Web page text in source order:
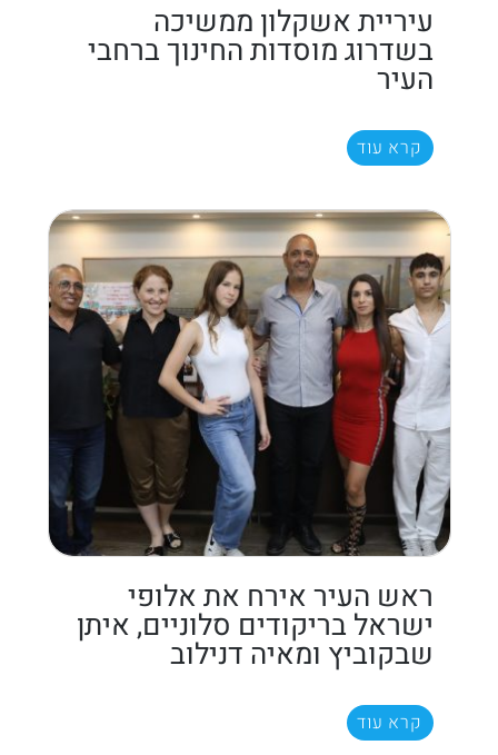
עיריית אשקלון ממשיכה
בשדרוג מוסדות החינוך ברחבי
העיר
קרא עוד
ראש העיר אירח את אלופי
ישראל בריקודים סלוניים, איתן
שבקוביץ ומאיה דנילוב
קרא עוד